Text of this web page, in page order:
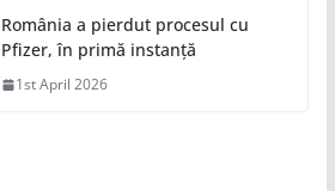
România a pierdut procesul cu
Pfizer, în primă instanță
1st April 2026